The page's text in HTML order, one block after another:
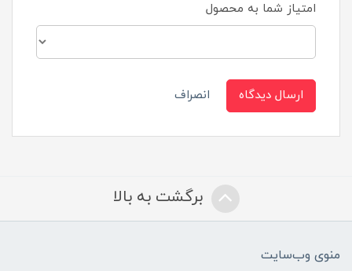
امتیاز شما به محصول
ارسال دیدگاه انصراف
برگشت به بالا
منوی وب‌سایت